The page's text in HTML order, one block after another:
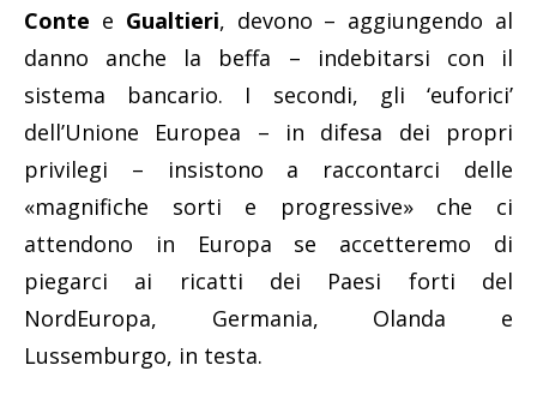
Conte e Gualtieri, devono – aggiungendo al
danno anche la beffa – indebitarsi con il
sistema bancario. I secondi, gli ‘euforici’
dell’Unione Europea – in difesa dei propri
privilegi – insistono a raccontarci delle
«magnifiche sorti e progressive» che ci
attendono in Europa se accetteremo di
piegarci ai ricatti dei Paesi forti del
NordEuropa, Germania, Olanda e
Lussemburgo, in testa.